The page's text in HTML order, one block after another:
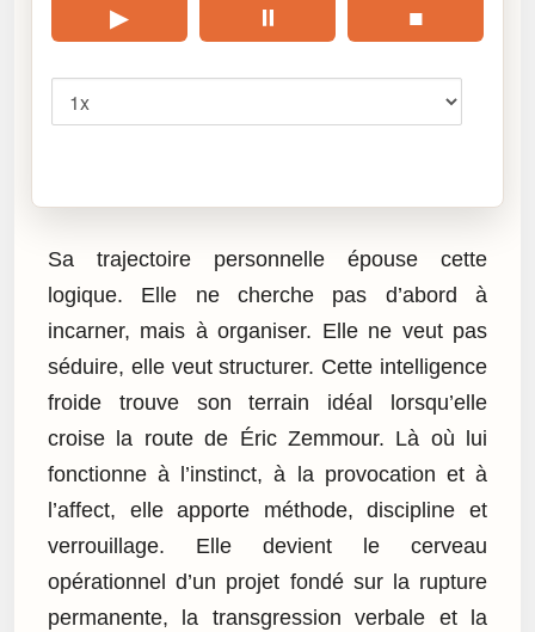
▶ ⏸ ■
Sa trajectoire personnelle épouse cette
logique. Elle ne cherche pas d’abord à
incarner, mais à organiser. Elle ne veut pas
séduire, elle veut structurer. Cette intelligence
froide trouve son terrain idéal lorsqu’elle
croise la route de Éric Zemmour. Là où lui
fonctionne à l’instinct, à la provocation et à
l’affect, elle apporte méthode, discipline et
verrouillage. Elle devient le cerveau
opérationnel d’un projet fondé sur la rupture
permanente, la transgression verbale et la